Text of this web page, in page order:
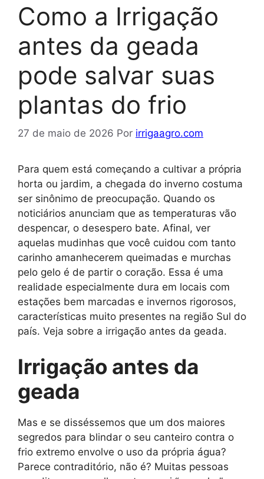
Como a Irrigação
antes da geada
pode salvar suas
plantas do frio
27 de maio de 2026 Por irrigaagro.com
Para quem está começando a cultivar a própria
horta ou jardim, a chegada do inverno costuma
ser sinônimo de preocupação. Quando os
noticiários anunciam que as temperaturas vão
despencar, o desespero bate. Afinal, ver
aquelas mudinhas que você cuidou com tanto
carinho amanhecerem queimadas e murchas
pelo gelo é de partir o coração. Essa é uma
realidade especialmente dura em locais com
estações bem marcadas e invernos rigorosos,
características muito presentes na região Sul do
país. Veja sobre a irrigação antes da geada.
Irrigação antes da
geada
Mas e se disséssemos que um dos maiores
segredos para blindar o seu canteiro contra o
frio extremo envolve o uso da própria água?
Parece contraditório, não é? Muitas pessoas